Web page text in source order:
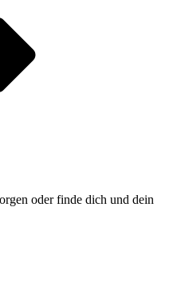
oder finde dich und dein